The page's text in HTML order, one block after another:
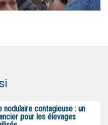
nodulaire contagieuse : un
pour les élevages